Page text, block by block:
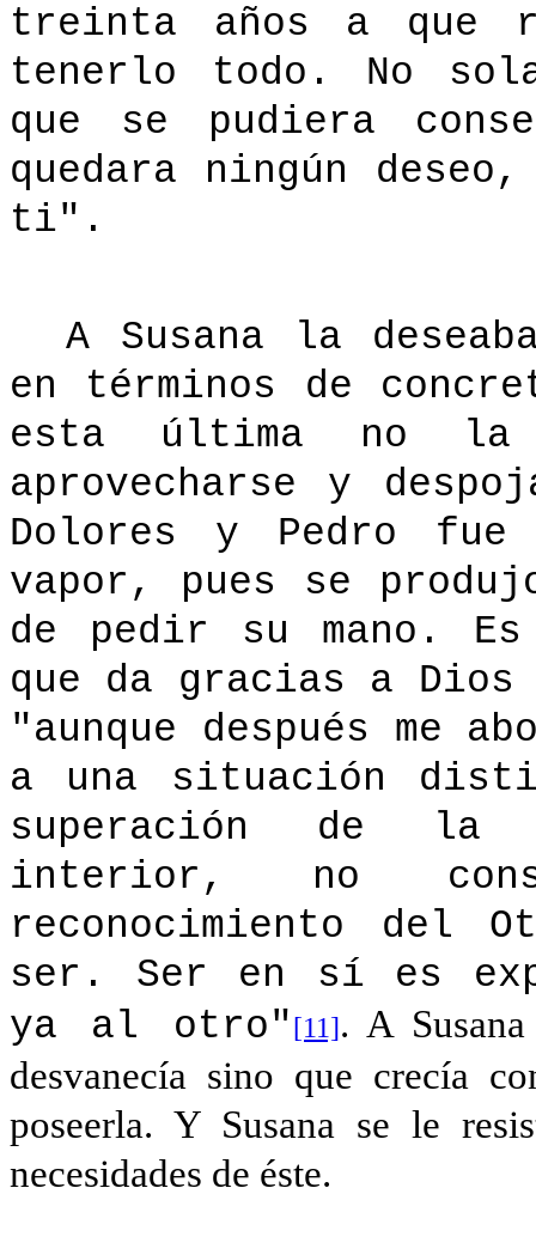
treinta años a que
tenerlo todo. No
que se pudiera
quedara ningún
ti".
A Susana la
en términos de
esta última no la
aprovecharse y
Dolores y Pedro
vapor, pues se
de pedir su mano.
que da gracias a
"aunque después me
a una situación
superación de la
interior, no
reconocimiento del
ser. Ser en sí es
ya al otro"[11]. A
desvanecía sino que crecía
poseerla. Y Susana se le
necesidades de éste.